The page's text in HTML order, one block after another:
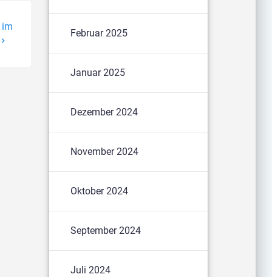
Februar 2025
Januar 2025
Dezember 2024
November 2024
Oktober 2024
September 2024
Juli 2024